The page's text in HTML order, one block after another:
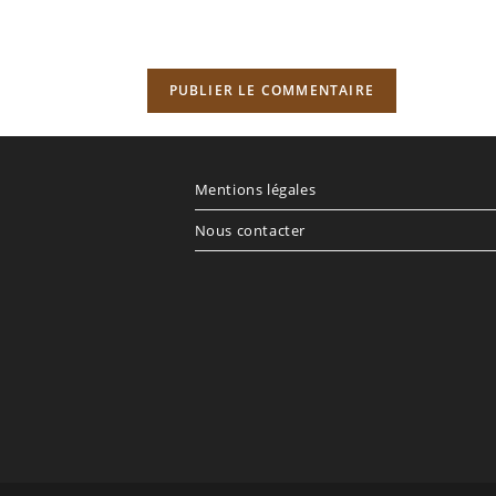
Mentions légales
Nous contacter